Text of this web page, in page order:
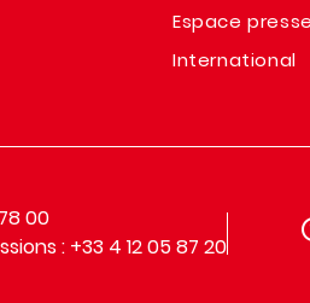
Espace presse
International
00
: +33 4 12 05 87 20